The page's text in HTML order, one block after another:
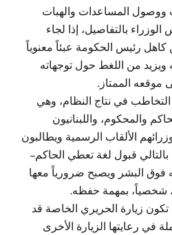
ووصول المساعدات والهبات
بالتفاصيل، إذا لجاء
رئيس الحكومة عبئاً معنوياً
ويزيد من اللغط حول توجهاته
موقعه الممتاز.
في نتاج النظام، وهي
والمحكوم، واللبنانيون
الألقاب الرسمية ويطالبون
قبول لغة تعطي الحاكم –
فوق البشر ويصبح ضرورياً معها
شخصياً، بمهمة حفظه.
تكون زيارة الحريري الخاصة قد
في رعايتها الزيارة الأخرى